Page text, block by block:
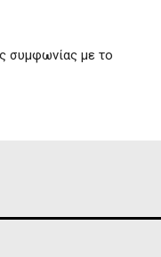
συμφωνίας με το